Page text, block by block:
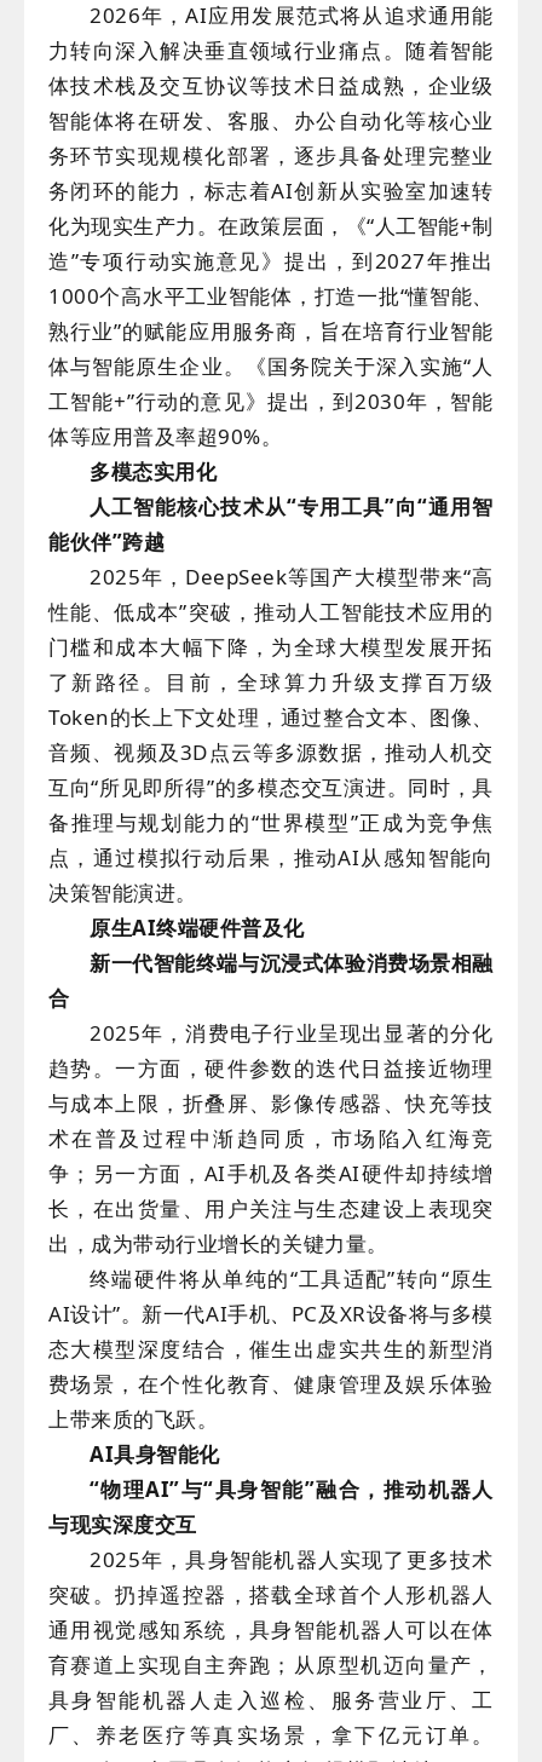
2026年，AI应用发展范式将从追求通用能
力转向深入解决垂直领域行业痛点。随着智能
体技术栈及交互协议等技术日益成熟，企业级
智能体将在研发、客服、办公自动化等核心业
务环节实现规模化部署，逐步具备处理完整业
务闭环的能力，标志着AI创新从实验室加速转
化为现实生产力。在政策层面，《“人工智能+制
造”专项行动实施意见》提出，到2027年推出
1000个高水平工业智能体，打造一批“懂智能、
熟行业”的赋能应用服务商，旨在培育行业智能
体与智能原生企业。《国务院关于深入实施“人
工智能+”行动的意见》提出，到2030年，智能
体等应用普及率超90%。
多模态实用化
人工智能核心技术从“专用工具”向“通用智
能伙伴”跨越
2025年，DeepSeek等国产大模型带来“高
性能、低成本”突破，推动人工智能技术应用的
门槛和成本大幅下降，为全球大模型发展开拓
了新路径。目前，全球算力升级支撑百万级
Token的长上下文处理，通过整合文本、图像、
音频、视频及3D点云等多源数据，推动人机交
互向“所见即所得”的多模态交互演进。同时，具
备推理与规划能力的“世界模型”正成为竞争焦
点，通过模拟行动后果，推动AI从感知智能向
决策智能演进。
原生AI终端硬件普及化
新一代智能终端与沉浸式体验消费场景相融
合
2025年，消费电子行业呈现出显著的分化
趋势。一方面，硬件参数的迭代日益接近物理
与成本上限，折叠屏、影像传感器、快充等技
术在普及过程中渐趋同质，市场陷入红海竞
争；另一方面，AI手机及各类AI硬件却持续增
长，在出货量、用户关注与生态建设上表现突
出，成为带动行业增长的关键力量。
终端硬件将从单纯的“工具适配”转向“原生
AI设计”。新一代AI手机、PC及XR设备将与多模
态大模型深度结合，催生出虚实共生的新型消
费场景，在个性化教育、健康管理及娱乐体验
上带来质的飞跃。
AI具身智能化
“物理AI”与“具身智能”融合，推动机器人
与现实深度交互
2025年，具身智能机器人实现了更多技术
突破。扔掉遥控器，搭载全球首个人形机器人
通用视觉感知系统，具身智能机器人可以在体
育赛道上实现自主奔跑；从原型机迈向量产，
具身智能机器人走入巡检、服务营业厅、工
厂、养老医疗等真实场景，拿下亿元订单。